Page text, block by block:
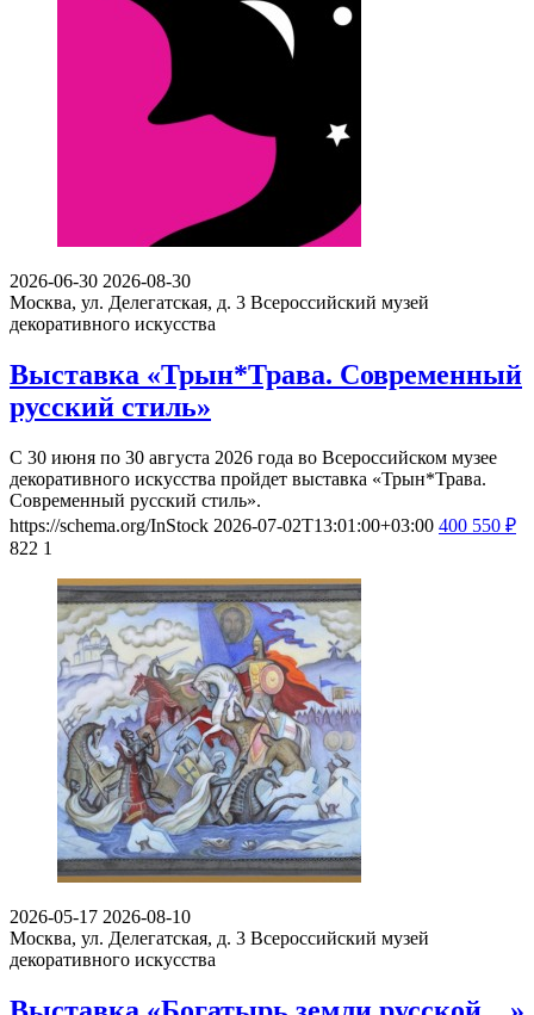
2026-06-30 2026-08-30
Москва, ул. Делегатская, д. 3 Всероссийский музей
декоративного искусства
Выставка «Трын*Трава. Современный
русский стиль»
С 30 июня по 30 августа 2026 года во Всероссийском музее
декоративного искусства пройдет выставка «Трын*Трава.
Современный русский стиль».
https://schema.org/InStock 2026-07-02T13:01:00+03:00 400 550 ₽
822 1
2026-05-17 2026-08-10
Москва, ул. Делегатская, д. 3 Всероссийский музей
декоративного искусства